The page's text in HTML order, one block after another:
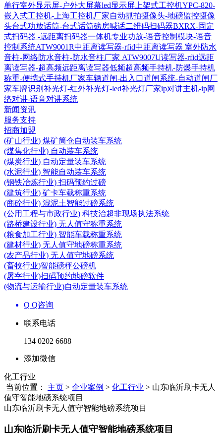
单行室外显示屏-户外大屏幕led显示屏上架式工控机YPC-820-
嵌入式工控机-上海工控机厂家自动抓拍摄像头-地磅监控摄像
头台式功放话筒-台式话筒磅房喊话二维码扫码器BXRX-固定
式扫码器 -远距离扫码器一体机专业功放-语音控制模块-语音
控制系统ATW9001R中距离读写器-rfid中距离读写器 室外防水
音柱-网络防水音柱-防水音柱厂家 ATW9007U读写器-rfid远距
离读写器-超高频远距离读写器低频超高频手持机-防爆手持机
称重-便携式手持机厂家车辆道闸-出入口道闸系统-自动道闸厂
家车牌识别补光灯-红外补光灯-led补光灯厂家ip对讲主机-ip网
络对讲-语音对讲系统
新闻资讯
服务支持
招商加盟
(矿山行业) 煤矿筒仓自动装车系统
(煤焦化行业) 自动装车系统
(煤炭行业) 自动定量装车系统
(水泥行业) 智能自动装车系统
(钢铁冶炼行业) 扫码预约过磅
(建筑行业) 矿卡车载称重系统
(商砼行业) 混泥土智能过磅系统
(公用工程与市政行业) 科技治超非现场执法系统
(路桥建设行业) 无人值守称重系统
(粮食加工行业) 智能车载称重系统
(建材行业) 无人值守地磅称重系统
(农产品行业) 无人值守地磅系统
(畜牧行业)智能磅秤公磅机
(屠宰行业)扫码预约地磅软件
(物流与运输行业)自动定量装车系统
Q Q咨询
联系电话
134 0202 6688
添加微信
化工行业
当前位置： 主页 > 企业案例 > 化工行业 > 山东临沂刷卡无人
值守智能地磅系统项目
山东临沂刷卡无人值守智能地磅系统项目
山东临沂刷卡无人值守智能地磅系统项目